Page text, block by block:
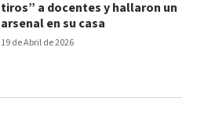
19 de Abril de 2026
tiros” a docentes y hallaron un
arsenal en su casa